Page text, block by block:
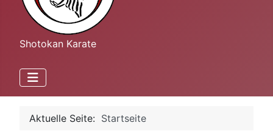
Shotokan Karate
Aktuelle Seite: Startseite